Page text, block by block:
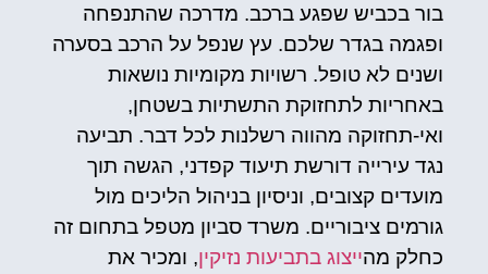
בור בכביש שפגע ברכב. מדרכה שהתנפחה
ופגמה בגדר שלכם. עץ שנפל על הרכב בסערה
ושנים לא טופל. רשויות מקומיות נושאות
באחריות לתחזוקת התשתיות בשטחן,
ואי-תחזוקה מהווה רשלנות לכל דבר. תביעה
נגד עירייה דורשת תיעוד קפדני, הגשה תוך
מועדים קצובים, וניסיון בניהול הליכים מול
גורמים ציבוריים. משרד סביון מטפל בתחום זה
כחלק מהייצוג בתביעות נזיקין, ומכיר את